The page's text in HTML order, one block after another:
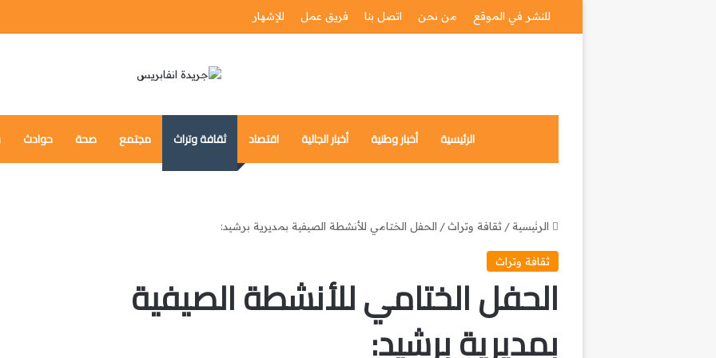
للنشر في الموقع من نحن اتصل بنا فريق عمل للإشهار
الرئيسية أخبار وطنية أخبار الجالية اقتصاد ثقافة وتراث مجتمع صحة حوادث
الرئيسية/ ثقافة وتراث/ الحفل الختامي للأنشطة الصيفية بمديرية برشيد:
ثقافة وتراث
الحفل الختامي للأنشطة الصيفية
بمديرية برشيد: